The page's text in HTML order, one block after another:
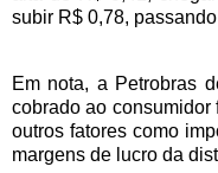
subir R$ 0,78,
Em nota, a Petrobras
cobrado ao consumidor
outros fatores como
margens de lucro da